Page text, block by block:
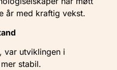
år med kraftig vekst.
var utviklingen i
stabil.